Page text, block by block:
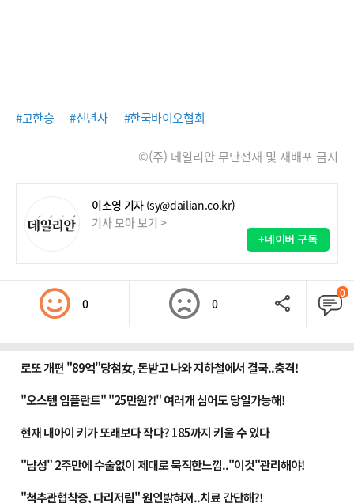
#고한승 #신년사 #한국바이오협회
©(주) 데일리안 무단전재 및 재배포 금지
이소영 기자 (sy@dailian.co.kr)
기사 모아 보기 >
+네이버 구독
0 0
0